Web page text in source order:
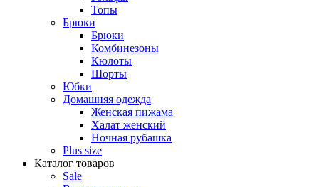
Топы
Брюки
Брюки
Комбинезоны
Кюлоты
Шорты
Юбки
Домашняя одежда
Женская пижама
Халат женский
Ночная рубашка
Plus size
Каталог товаров
Sale